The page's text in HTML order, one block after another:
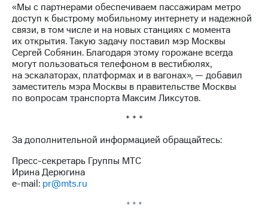
ПАО
"МТС"
Собрания
акционеров
Личный
кабинет
акционера
Акционерный
капитал
аудит
Рынок
акций
Описание
Программа
«Мы с партнерами обеспечиваем пассажирам метро
доступ к быстрому мобильному интернету и надежной
связи, в том числе и на новых станциях с момента
их открытия. Такую задачу поставил мэр Москвы
Сергей Собянин. Благодаря этому горожане всегда
могут пользоваться телефоном в вестибюлях,
на эскалаторах, платформах и в вагонах», — добавил
заместитель мэра Москвы в правительстве Москвы
по вопросам транспорта Максим Ликсутов.
* * *
За дополнительной информацией обращайтесь:
Пресс-секретарь Группы МТС
Ирина Дерюгина
e-mail: pr@mts.ru
* * *